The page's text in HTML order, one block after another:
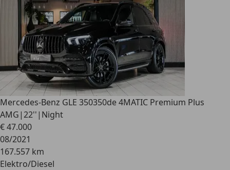
Mercedes-Benz GLE 350350de 4MATIC Premium Plus
AMG|22''|Night
€ 47.000
08/2021
167.557 km
Elektro/Diesel